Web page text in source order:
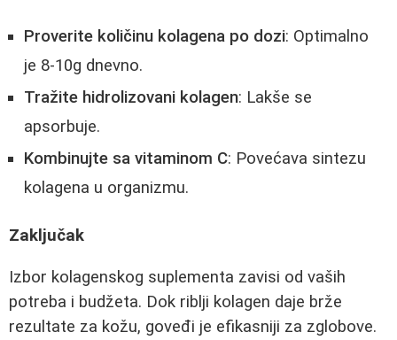
Proverite količinu kolagena po dozi: Optimalno
je 8-10g dnevno.
Tražite hidrolizovani kolagen: Lakše se
apsorbuje.
Kombinujte sa vitaminom C: Povećava sintezu
kolagena u organizmu.
Zaključak
Izbor kolagenskog suplementa zavisi od vaših
potreba i budžeta. Dok riblji kolagen daje brže
rezultate za kožu, goveđi je efikasniji za zglobove.